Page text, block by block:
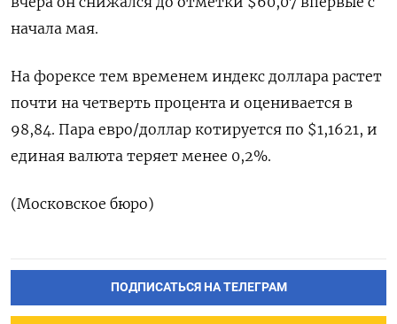
начала мая.
На форексе тем временем индекс доллара растет
почти на четверть процента и оценивается в
98,84. Пара евро/доллар котируется по $1,1621, и
единая валюта теряет менее 0,2%.
(Московское бюро)
ПОДПИСАТЬСЯ НА ТЕЛЕГРАМ